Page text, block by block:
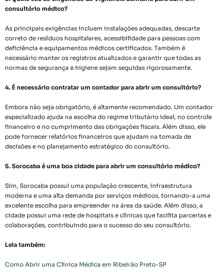
consultório médico?
As principais exigências incluem instalações adequadas, descarte
correto de resíduos hospitalares, acessibilidade para pessoas com
deficiência e equipamentos médicos certificados. Também é
necessário manter os registros atualizados e garantir que todas as
normas de segurança e higiene sejam seguidas rigorosamente.
4. É necessário contratar um contador para abrir um consultório?
Embora não seja obrigatório, é altamente recomendado. Um contador
especializado ajuda na escolha do regime tributário ideal, no controle
financeiro e no cumprimento das obrigações fiscais. Além disso, ele
pode fornecer relatórios financeiros que ajudam na tomada de
decisões e no planejamento estratégico do consultório.
5. Sorocaba é uma boa cidade para abrir um consultório médico?
Sim, Sorocaba possui uma população crescente, infraestrutura
moderna e uma alta demanda por serviços médicos, tornando-a uma
excelente escolha para empreender na área da saúde. Além disso, a
cidade possui uma rede de hospitais e clínicas que facilita parcerias e
colaborações, contribuindo para o sucesso do seu consultório.
Leia também:
Como Abrir uma Clínica Médica em Ribeirão Preto-SP